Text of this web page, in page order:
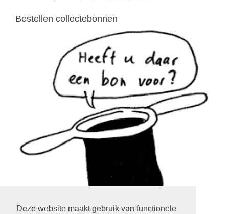
Deze website maakt gebruik van functionele
Bestellen collectebonnen